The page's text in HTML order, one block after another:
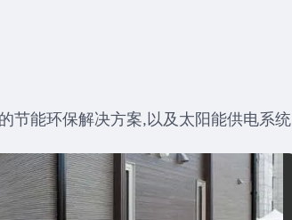
节能环保解决方案,以及太阳能供电系统